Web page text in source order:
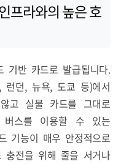
프라와의 높은 호
기반 카드로 발급됩니다.
런던, 뉴욕, 도쿄 등)에서
고 실물 카드를 그대로
버스를 이용할 수 있는
기능이 매우 안정적으로
충전을 위해 줄을 서거나